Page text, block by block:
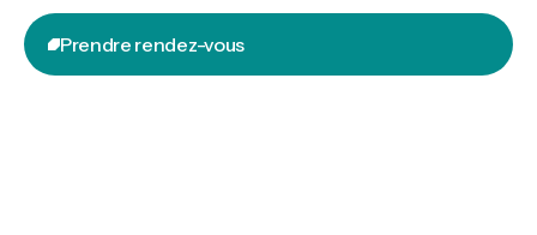
Prendre rendez-vous
Prendre rendez-vous